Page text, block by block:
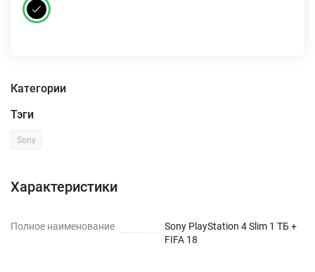
Категории
Тэги
Sony
Характеристики
Полное наименование
Sony PlayStation 4 Slim 1 ТБ +
FIFA 18